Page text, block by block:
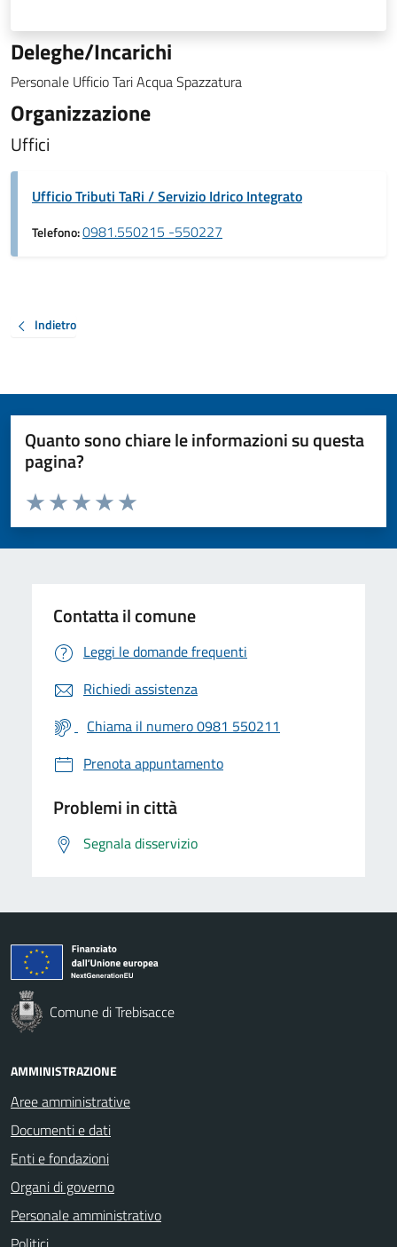
Deleghe/Incarichi
Personale Ufficio Tari Acqua Spazzatura
Organizzazione
Uffici
Ufficio Tributi TaRi / Servizio Idrico Integrato
Telefono:0981.550215 -550227
Indietro
Quanto sono chiare le informazioni su questa
pagina?
Valuta da 1 a 5 stelle la pagina
Valuta 5 stelle su 5
Valuta 4 stelle su 5
Valuta 3 stelle su 5
Valuta 2 stelle su 5
Valuta 1 stelle su 5
Contatta il comune
Leggi le domande frequenti
Richiedi assistenza
Chiama il numero 0981 550211
Prenota appuntamento
Problemi in città
Segnala disservizio
Comune di Trebisacce
AMMINISTRAZIONE
Aree amministrative
Documenti e dati
Enti e fondazioni
Organi di governo
Personale amministrativo